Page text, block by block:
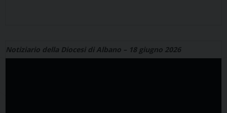
Notiziario della Diocesi di Albano – 18 giugno 2026